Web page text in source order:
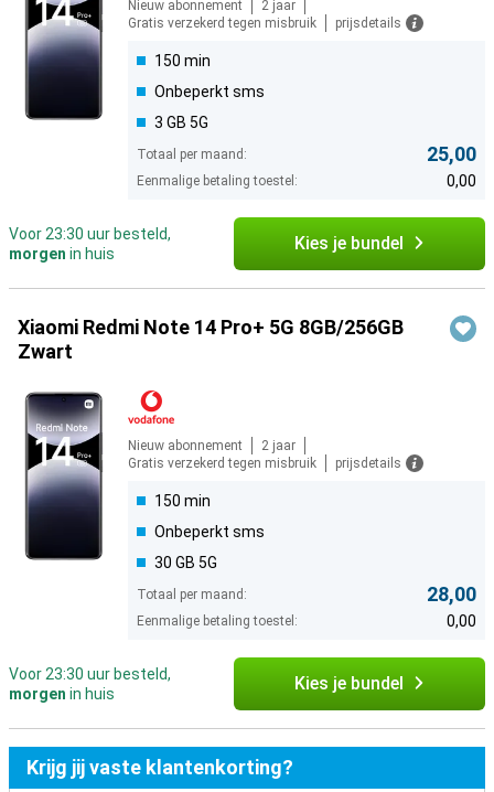
Nieuw abonnement
2 jaar
Gratis verzekerd tegen misbruik
prijsdetails
150 min
Onbeperkt sms
3 GB 5G
Totaal per maand: 25,00
Eenmalige betaling toestel: 0,00
Voor 23:30 uur besteld,
morgen in huis Kies je bundel
Xiaomi Redmi Note 14 Pro+ 5G 8GB/256GB
Zwart
Nieuw abonnement
2 jaar
Gratis verzekerd tegen misbruik
prijsdetails
150 min
Onbeperkt sms
30 GB 5G
Totaal per maand: 28,00
Eenmalige betaling toestel: 0,00
Voor 23:30 uur besteld,
morgen in huis Kies je bundel
Krijg jij vaste klantenkorting?